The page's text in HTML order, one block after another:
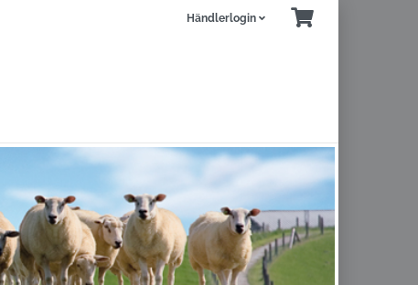
Händlerlogin